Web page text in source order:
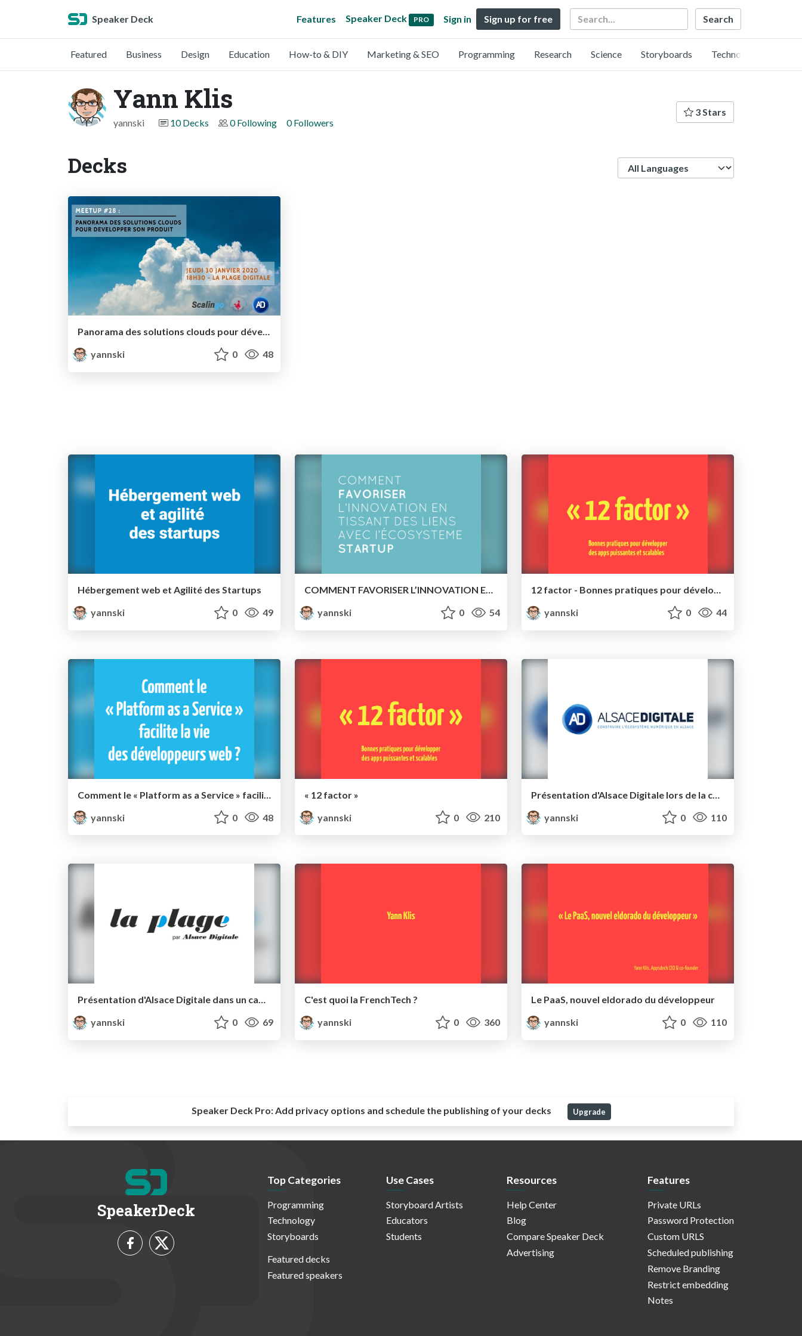
Speaker Deck Features Speaker Deck PRO Sign in Sign up for free Search
Featured Business Design Education How-to & DIY Marketing & SEO Programming Research Science Storyboards Technology
Yann Klis
yannski 10 Decks 0 Following 0 Followers
3 Stars
Decks
Panorama des solutions clouds pour développer son produit
yannski
0 48
Hébergement web et Agilité des Startups
yannski
0 49
COMMENT FAVORISER L’INNOVATION EN TISSANT DES LIENS AVEC l’ÉCOSYSTEME STARTUP
yannski
0 54
12 factor - Bonnes pratiques pour développer des apps puissantes et scalables
yannski
0 44
yannski
0 48
« 12 factor »
yannski
0 210
yannski
0 110
yannski
0 69
C'est quoi la FrenchTech ?
yannski
0 360
Le PaaS, nouvel eldorado du développeur
yannski
0 110
Speaker Deck Pro:Add privacy options and schedule the publishing of your decks Upgrade
SpeakerDeck
Top Categories
Programming
Technology
Storyboards
Featured decks
Featured speakers
Use Cases
Storyboard Artists
Educators
Students
Resources
Help Center
Blog
Compare Speaker Deck
Advertising
Features
Private URLs
Password Protection
Custom URLS
Scheduled publishing
Remove Branding
Restrict embedding
Notes